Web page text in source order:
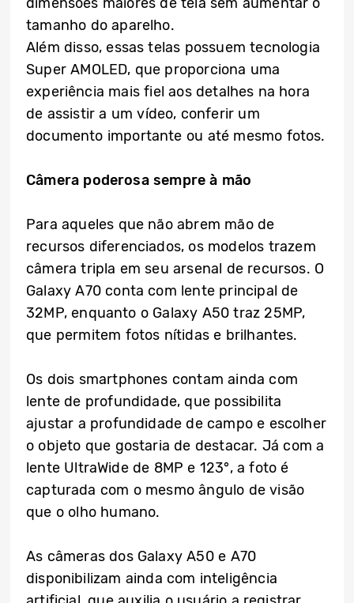
tamanho do aparelho.
Além disso, essas telas possuem tecnologia
Super AMOLED, que proporciona uma
experiência mais fiel aos detalhes na hora
de assistir a um vídeo, conferir um
documento importante ou até mesmo fotos.
Câmera poderosa sempre à mão
Para aqueles que não abrem mão de
recursos diferenciados, os modelos trazem
câmera tripla em seu arsenal de recursos. O
Galaxy A70 conta com lente principal de
32MP, enquanto o Galaxy A50 traz 25MP,
que permitem fotos nítidas e brilhantes.
Os dois smartphones contam ainda com
lente de profundidade, que possibilita
ajustar a profundidade de campo e escolher
o objeto que gostaria de destacar. Já com a
lente UltraWide de 8MP e 123°, a foto é
capturada com o mesmo ângulo de visão
que o olho humano.
As câmeras dos Galaxy A50 e A70
disponibilizam ainda com inteligência